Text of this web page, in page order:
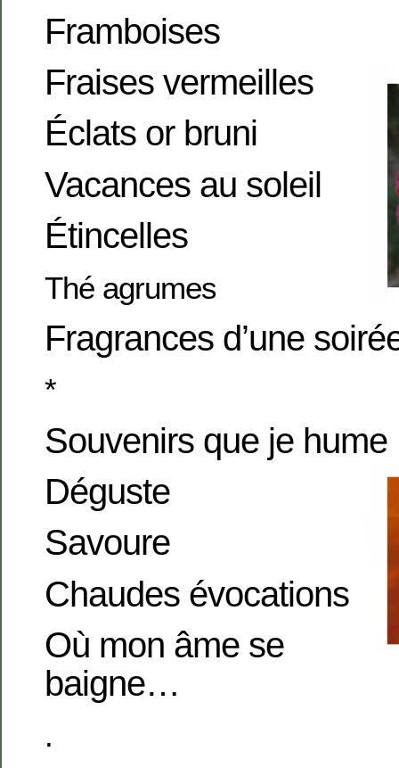
Framboises
Fraises vermeilles
Éclats or bruni
Vacances au soleil
Étincelles
Thé agrumes
Fragrances d’une
*
Souvenirs que je hume
Déguste
Savoure
Chaudes évocations
Où mon âme se
baigne…
.